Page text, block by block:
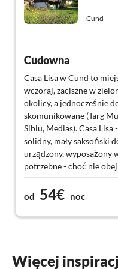
Cund
Cudowna
Casa Lisa w Cund to
wczoraj, zaciszne w
okolicy, a jednocześnie
skomunikowane (Targ
Sibiu, Medias). Casa
solidny, mały saksoński
urządzony, wyposażony
potrzebne - choć nie
Ogrzewanie zapewnia
kominek na drewno, ale
funkcjonalna - z kabiną
dużym zlewozmywakiem
miejsca do
od 54€ noc
Więcej